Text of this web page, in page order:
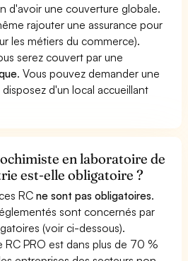
d'avoir une couverture globale.
rajouter une assurance pour
les métiers du commerce).
serez couvert par une
. Vous pouvez demander une
d'un local accueillant
en laboratoire de
est-elle obligatoire ?
RCne sont pas obligatoires.
sont concernés par
(voir ci-dessous).
RC PRO est dans plus de 70 %